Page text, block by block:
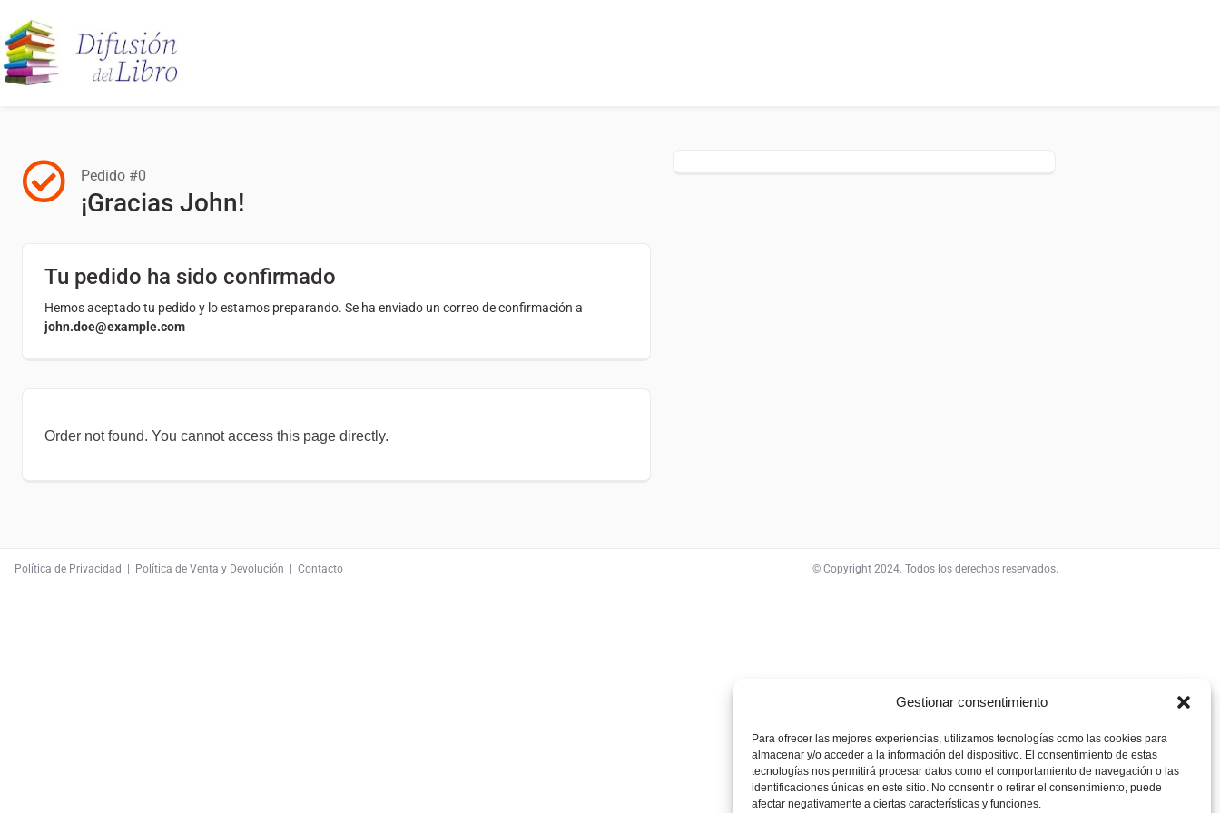
Gestionar consentimiento
Para ofrecer las mejores experiencias, utilizamos tecnologías como las cookies para
almacenar y/o acceder a la información del dispositivo. El consentimiento de estas
tecnologías nos permitirá procesar datos como el comportamiento de navegación o las
identificaciones únicas en este sitio. No consentir o retirar el consentimiento, puede
afectar negativamente a ciertas características y funciones.
Pedido #0
¡Gracias John!
Tu pedido ha sido confirmado
Hemos aceptado tu pedido y lo estamos preparando. Se ha enviado un correo de confirmación a
john.doe@example.com
Order not found. You cannot access this page directly.
Política de Privacidad Política de Venta y Devolución Contacto © Copyright 2024. Todos los derechos reservados.